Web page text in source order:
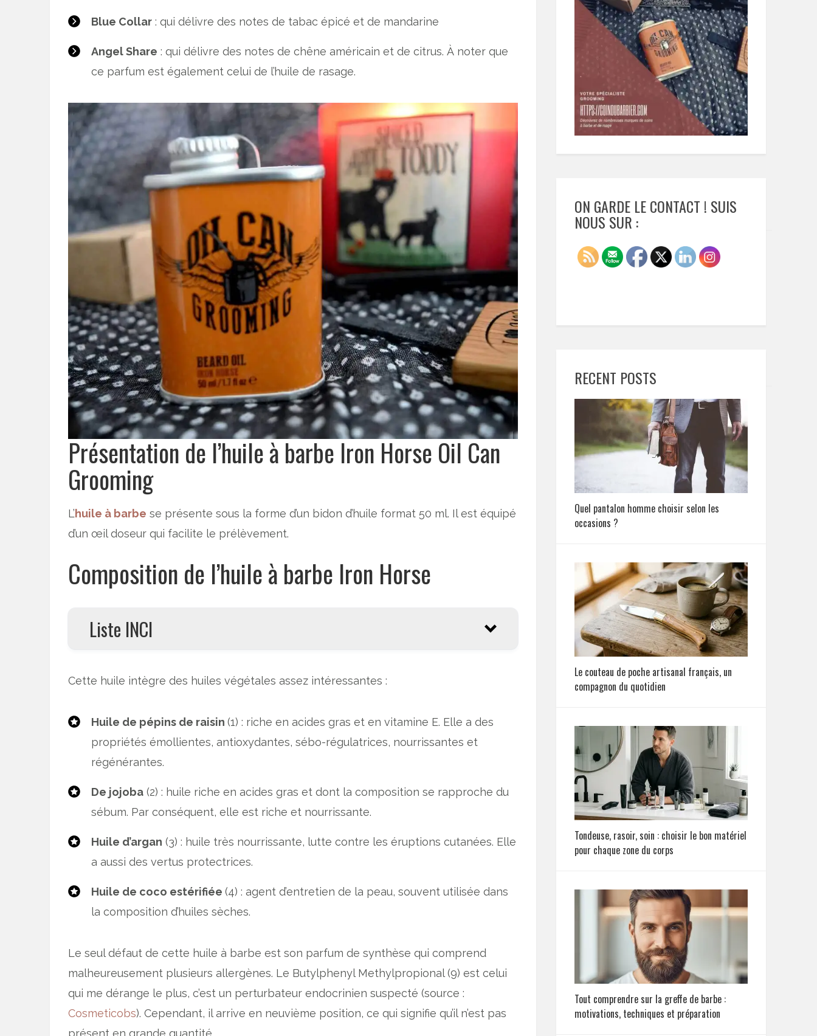
Blue Collar : qui délivre des notes de tabac épicé et de mandarine
Angel Share : qui délivre des notes de chêne américain et de citrus. À noter que
ce parfum est également celui de l’huile de rasage.
Présentation de l’huile à barbe Iron Horse Oil Can
Grooming
L’huile à barbe se présente sous la forme d’un bidon d’huile format 50 ml. Il est équipé
d’un œil doseur qui facilite le prélèvement.
Composition de l’huile à barbe Iron Horse
Liste INCI
Cette huile intègre des huiles végétales assez intéressantes :
Huile de pépins de raisin (1) : riche en acides gras et en vitamine E. Elle a des
propriétés émollientes, antioxydantes, sébo-régulatrices, nourrissantes et
régénérantes.
De jojoba (2) : huile riche en acides gras et dont la composition se rapproche du
sébum. Par conséquent, elle est riche et nourrissante.
Huile d’argan (3) : huile très nourrissante, lutte contre les éruptions cutanées. Elle
a aussi des vertus protectrices.
Huile de coco estérifiée (4) : agent d’entretien de la peau, souvent utilisée dans
la composition d’huiles sèches.
Le seul défaut de cette huile à barbe est son parfum de synthèse qui comprend
malheureusement plusieurs allergènes. Le Butylphenyl Methylpropional (9) est celui
qui me dérange le plus, c’est un perturbateur endocrinien suspecté (source :
Cosmeticobs). Cependant, il arrive en neuvième position, ce qui signifie qu’il n’est pas
présent en grande quantité.
ON GARDE LE CONTACT ! SUIS
NOUS SUR :
RECENT POSTS
Quel pantalon homme choisir selon les
occasions ?
Le couteau de poche artisanal français, un
compagnon du quotidien
Tondeuse, rasoir, soin : choisir le bon matériel
pour chaque zone du corps
Tout comprendre sur la greffe de barbe :
motivations, techniques et préparation